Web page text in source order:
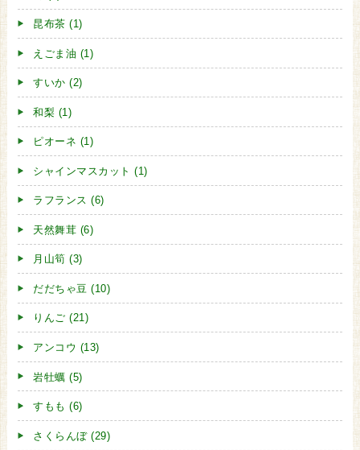
昆布茶 (1)
えごま油 (1)
すいか (2)
和梨 (1)
ピオーネ (1)
シャインマスカット (1)
ラフランス (6)
天然舞茸 (6)
月山筍 (3)
だだちゃ豆 (10)
りんご (21)
アンコウ (13)
岩牡蠣 (5)
すもも (6)
さくらんぼ (29)